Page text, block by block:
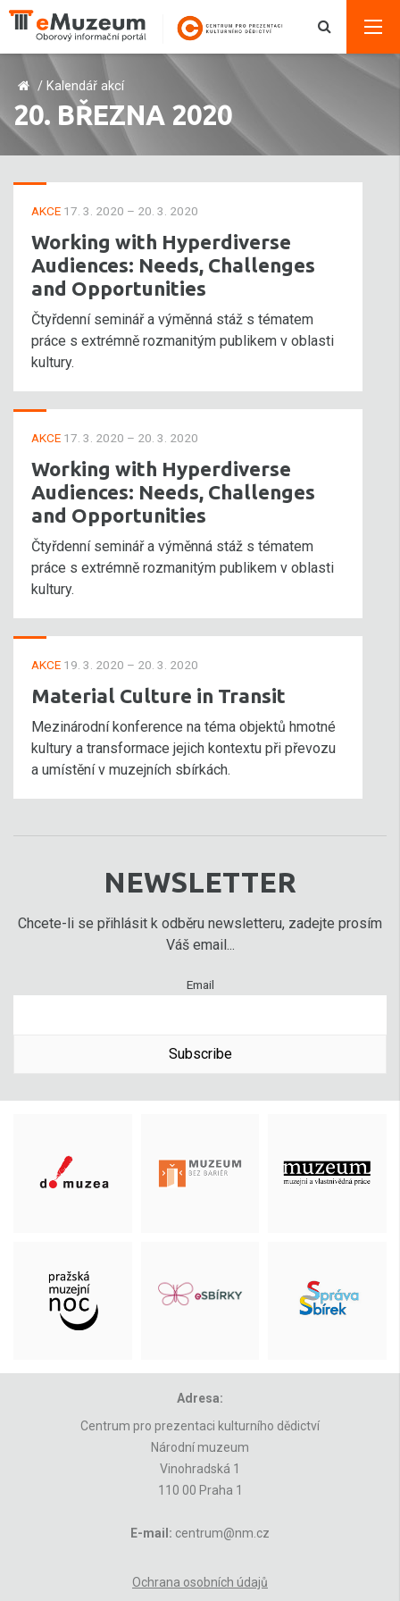
/ Kalendář akcí
20. BŘEZNA 2020
AKCE 17. 3. 2020 – 20. 3. 2020
Working with Hyperdiverse
Audiences: Needs, Challenges
and Opportunities
Čtyřdenní seminář a výměnná stáž s tématem
práce s extrémně rozmanitým publikem v oblasti
kultury.
AKCE 17. 3. 2020 – 20. 3. 2020
Working with Hyperdiverse
Audiences: Needs, Challenges
and Opportunities
Čtyřdenní seminář a výměnná stáž s tématem
práce s extrémně rozmanitým publikem v oblasti
kultury.
AKCE 19. 3. 2020 – 20. 3. 2020
Material Culture in Transit
Mezinárodní konference na téma objektů hmotné
kultury a transformace jejich kontextu při převozu
a umístění v muzejních sbírkách.
NEWSLETTER
Chcete-li se přihlásit k odběru newsletteru, zadejte prosím
Váš email...
Email
Subscribe
Adresa:
Centrum pro prezentaci kulturního dědictví
Národní muzeum
Vinohradská 1
110 00 Praha 1
E-mail: centrum@nm.cz
Ochrana osobních údajů